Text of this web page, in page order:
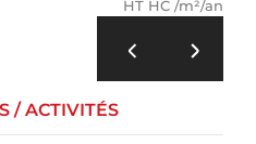
HT HC /m²/an
/ ACTIVITÉS